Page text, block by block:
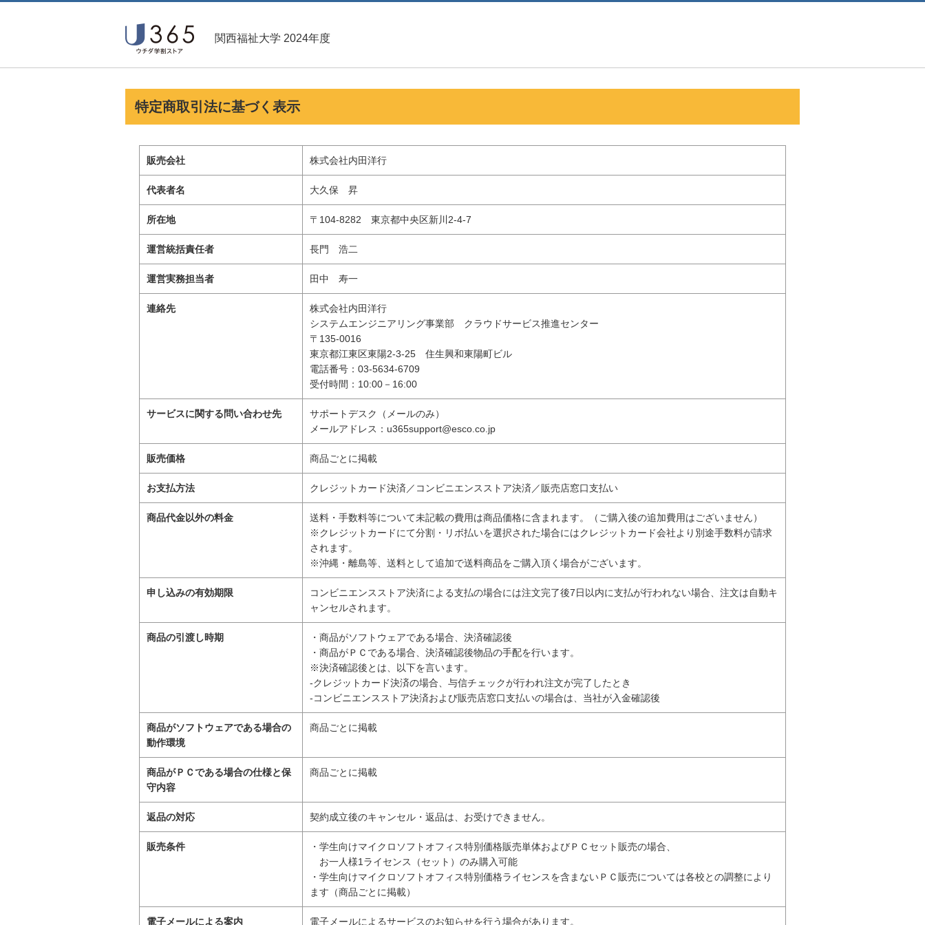
関西福祉大学 2024年度
特定商取引法に基づく表示
販売会社 株式会社内田洋行
代表者名 大久保 昇
所在地 〒104-8282 東京都中央区新川2-4-7
運営統括責任者 長門 浩二
運営実務担当者 田中 寿一
連絡先
株式会社内田洋行
システムエンジニアリング事業部 クラウドサービス推進センター
〒135-0016
東京都江東区東陽2-3-25 住生興和東陽町ビル
電話番号：03-5634-6709
受付時間：10:00－16:00
サービスに関する問い合わせ先
サポートデスク（メールのみ）
メールアドレス：u365support@esco.co.jp
販売価格 商品ごとに掲載
お支払方法 クレジットカード決済／コンビニエンスストア決済／販売店窓口支払い
商品代金以外の料金
送料・手数料等について未記載の費用は商品価格に含まれます。（ご購入後の追加費用はございません）
※クレジットカードにて分割・リボ払いを選択された場合にはクレジットカード会社より別途手数料が請求
されます。
※沖縄・離島等、送料として追加で送料商品をご購入頂く場合がございます。
申し込みの有効期限
コンビニエンスストア決済による支払の場合には注文完了後7日以内に支払が行われない場合、注文は自動キ
ャンセルされます。
商品の引渡し時期
・商品がソフトウェアである場合、決済確認後
・商品がＰＣである場合、決済確認後物品の手配を行います。
※決済確認後とは、以下を言います。
-クレジットカード決済の場合、与信チェックが行われ注文が完了したとき
-コンビニエンスストア決済および販売店窓口支払いの場合は、当社が入金確認後
商品がソフトウェアである場合の
動作環境
商品ごとに掲載
商品がＰＣである場合の仕様と保
守内容
商品ごとに掲載
返品の対応 契約成立後のキャンセル・返品は、お受けできません。
販売条件
・学生向けマイクロソフトオフィス特別価格販売単体およびＰＣセット販売の場合、
お一人様1ライセンス（セット）のみ購入可能
・学生向けマイクロソフトオフィス特別価格ライセンスを含まないＰＣ販売については各校との調整により
ます（商品ごとに掲載）
電子メールによる案内 電子メールによるサービスのお知らせを行う場合があります。